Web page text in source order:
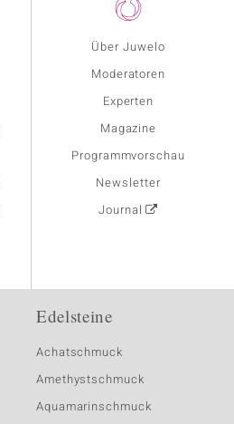
Über Juwelo
Moderatoren
Experten
Magazine
Programmvorschau
Newsletter
Journal
Edelsteine
Achatschmuck
Amethystschmuck
Aquamarinschmuck